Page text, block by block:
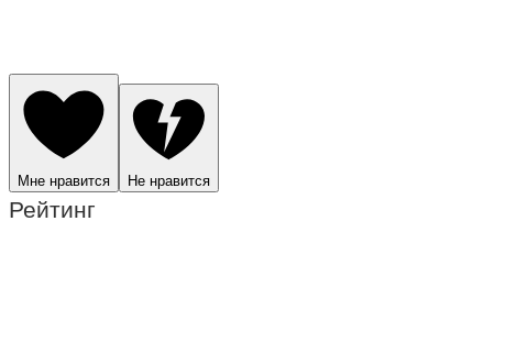
Мне нравится Не нравится
Рейтинг